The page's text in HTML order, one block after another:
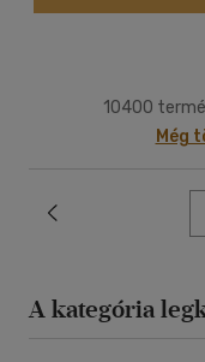
10400
Még
A kategória